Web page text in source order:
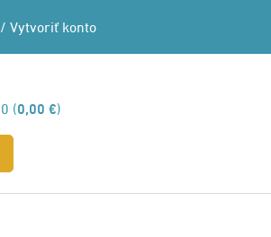
/ Vytvoriť konto
0 (0,00 €)